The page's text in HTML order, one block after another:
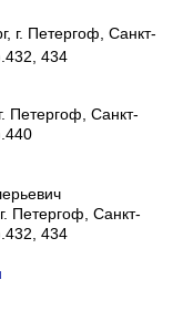
г. Петергоф, Санкт-
434
Петергоф, Санкт-
Петергоф, Санкт-
434